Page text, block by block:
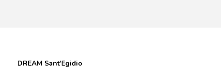
DREAM Sant’Egidio